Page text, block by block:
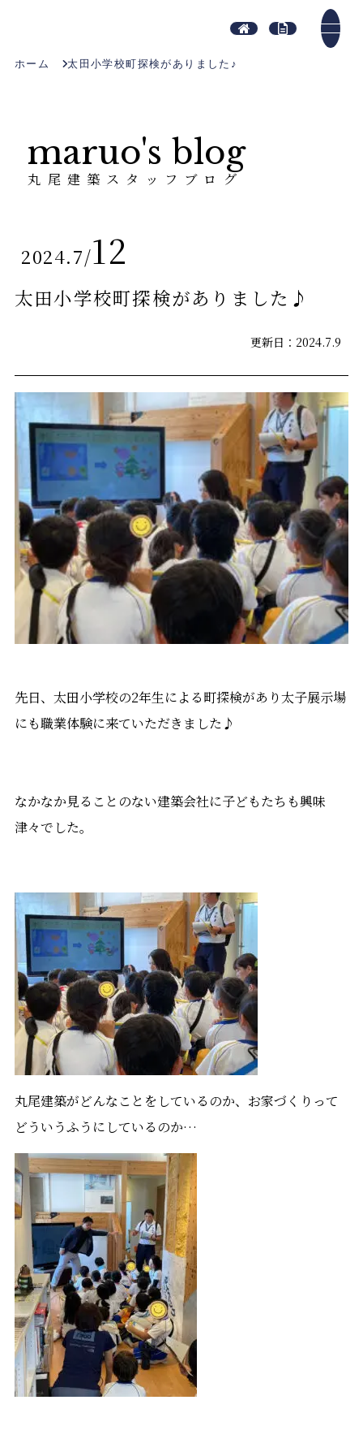
ホーム 太田小学校町探検がありました♪
maruo's blog
丸尾建築スタッフブログ
2024.7/12
太田小学校町探検がありました♪
更新日：2024.7.9
先日、太田小学校の2年生による町探検があり太子展示場
にも職業体験に来ていただきました♪
なかなか見ることのない建築会社に子どもたちも興味
津々でした。
丸尾建築がどんなことをしているのか、お家づくりって
どういうふうにしているのか…